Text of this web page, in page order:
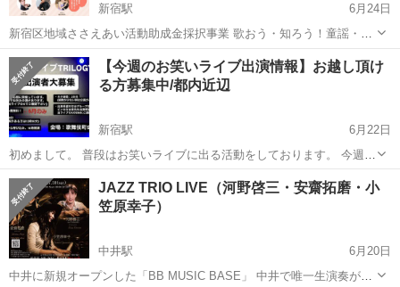
新宿駅
6月24日
新宿区地域ささえあい活動助成金採択事業 歌おう・知ろう！童謡・こ
ころのうた交流会 7/25 10:30開場 11:00開演 角筈地域センター 8階レ
クリエーションホール 参加費500円（当日飛び込みOK！...
東京 新宿区 新宿駅 コンサート/ショー 童謡
【今週のお笑いライブ出演情報】お越し頂け
る方募集中/都内近辺
新宿駅
6月22日
初めまして。 普段はお笑いライブに出る活動をしております。 今週は
色々な方とライブに出るので もしご興味ありましたらご連絡頂けると
幸いです！ 【今週の出演予定です！】 23(火)トリロジー(エビカニ高専
あまがいさん) 2...
東京 新宿区 コンサート/ショー お笑いライブ
JAZZ TRIO LIVE（河野啓三・安齋拓磨・小
笠原幸子）
中井駅
6月20日
中井に新規オープンした「BB MUSIC BASE」 中井で唯一生演奏が聴